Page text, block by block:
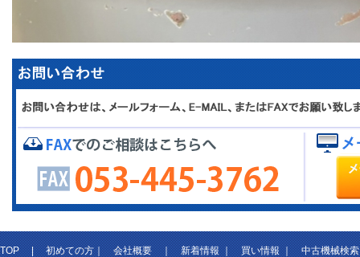
TOP|初めての方｜会社概要｜新着情報｜買い情報｜中古機械検索